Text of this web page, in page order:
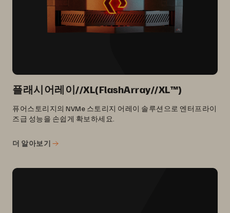
플래시어레이//XL(FlashArray//XL™)
퓨어스토리지의 NVMe 스토리지 어레이 솔루션으로 엔터프라이
즈급 성능을 손쉽게 확보하세요.
더 알아보기